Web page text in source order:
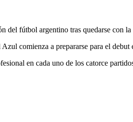
fútbol argentino tras quedarse con
comienza a prepararse para el debut
en cada uno de los catorce